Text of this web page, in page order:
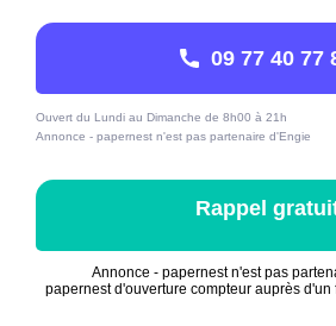
09 77 40 77
Ouvert du Lundi au Dimanche de 8h00 à 21h
Annonce - papernest n'est pas partenaire d'Engie
Rappel
Annonce - papernest n'est pas
papernest d'ouverture compteur auprès